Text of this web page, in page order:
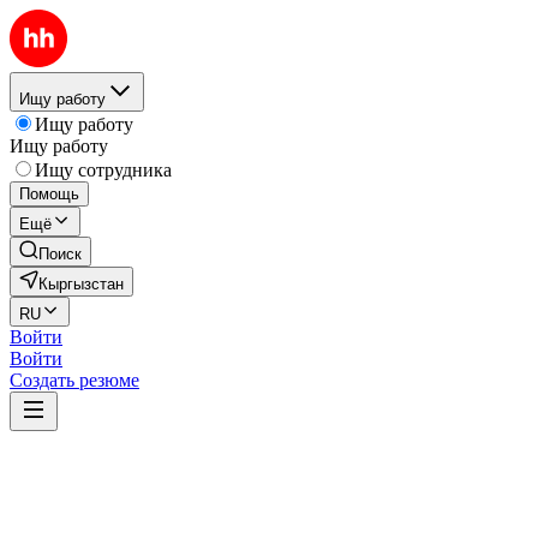
Ищу работу
Ищу работу
Ищу работу
Ищу сотрудника
Помощь
Ещё
Поиск
Кыргызстан
RU
Войти
Войти
Создать резюме